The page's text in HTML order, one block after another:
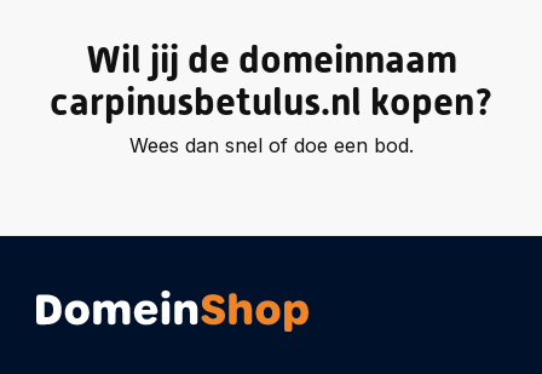
Wil jij de domeinnaam
carpinusbetulus.nl kopen?
Wees dan snel of doe een bod.